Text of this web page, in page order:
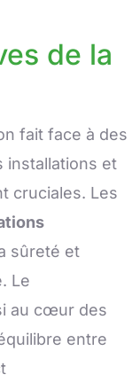
de la
fait face à des
installations et
cruciales. Les
sûreté et
Le
au cœur des
entre